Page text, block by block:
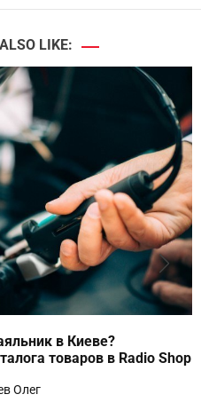
LIKE:
в Киеве?
товаров в Radio Shop
Олег